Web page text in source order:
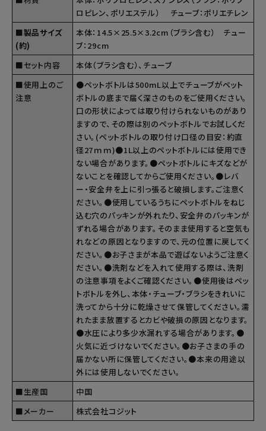
ロピレン、ポリエステル） チューブ：ポリエチレン
■製品サイズ
(約)
本体：14.5×25.5×3.2cm（ブラシ含む） チュー
ブ：29cm
■セット内容
本体（ブラシ含む）、チューブ
■使用上のご
注意
●ペットボトルは500mL以上でチューブがペット
ボトルの底まで届く深さのものをご使用ください。
口の形状によっては取り付けられないものがあり
ますので、その際は別のペットボトルでお試しくだ
さい。(ペットボトルの取り付け口径の目安：約直
径27ｍｍ)●1L以上のペットボトルには使用でき
ない場合があります。●ペットボトルにキズなどが
ないことを確認してからご使用ください。●レバ
ー・安全弁を上に引っ張ると破損します。ご注意く
ださい。●使用しているうちにペットボトルをねじ
込む穴のパッキンが外れたり、安全弁のパッキンが
ずれる場合があります。そのまま使用すると空気も
れなどの原因となりますので、元の位置に戻してく
ださい。●お子さまが本品で遊ばないようご注意く
ださい。●洗剤などを入れて使用する際は、洗剤
の注意事項をよくご確認ください。●使用後はペッ
トボトルを外し、本体・チューブ・ブラシをきれいに
洗ってから十分に乾燥させて保管してください。濡
れたまま放置するとカビや破損の原因となります。
●水圧により多少水漏れする場合があります。●
火気に近づけないでください。●お子さまの手の
届かない所に保管してください。●本来の用途以
外には使用しないでください。
■生産国
中国
■メーカー
株式会社コジット